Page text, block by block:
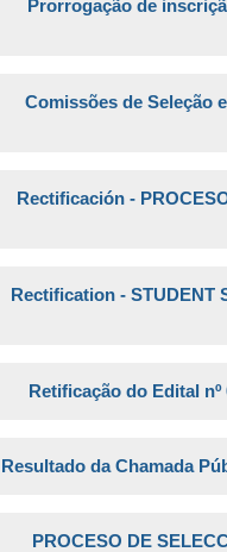
Prorrogação de
Comissões de Seleção
Rectificación -
Rectification - STUDENT
Retificação do Edital
Resultado da Chamada
PROCESO DE